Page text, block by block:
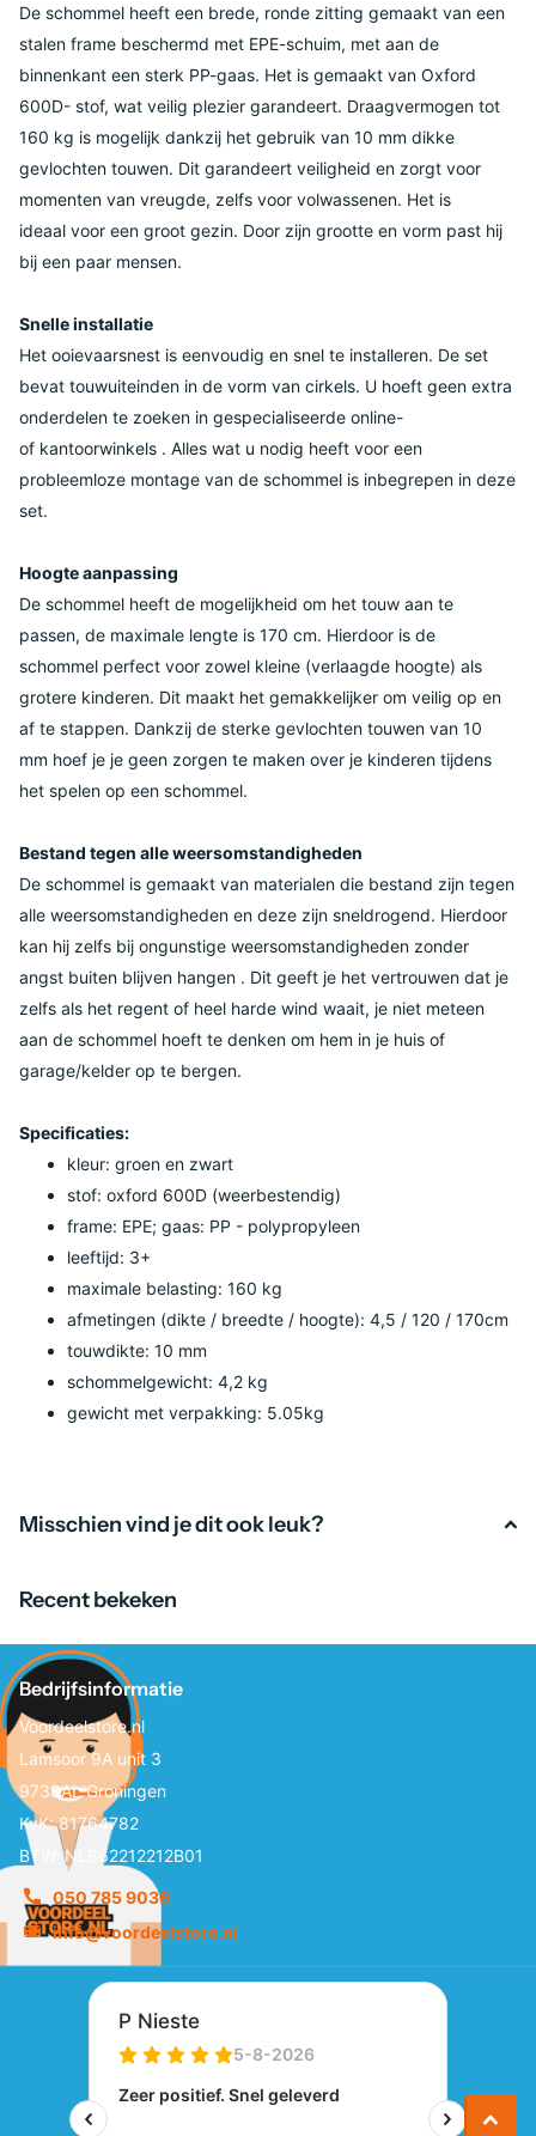
De schommel heeft een brede, ronde zitting gemaakt van een
stalen frame beschermd met EPE-schuim, met aan de
binnenkant een sterk PP-gaas. Het is gemaakt van Oxford
600D- stof, wat veilig plezier garandeert. Draagvermogen tot
160 kg is mogelijk dankzij het gebruik van 10 mm dikke
gevlochten touwen. Dit garandeert veiligheid en zorgt voor
momenten van vreugde, zelfs voor volwassenen. Het is
ideaal voor een groot gezin. Door zijn grootte en vorm past hij
bij een paar mensen.
Snelle installatie
Het ooievaarsnest is eenvoudig en snel te installeren. De set
bevat touwuiteinden in de vorm van cirkels. U hoeft geen extra
onderdelen te zoeken in gespecialiseerde online-
of kantoorwinkels . Alles wat u nodig heeft voor een
probleemloze montage van de schommel is inbegrepen in deze
set.
Hoogte aanpassing
De schommel heeft de mogelijkheid om het touw aan te
passen, de maximale lengte is 170 cm. Hierdoor is de
schommel perfect voor zowel kleine (verlaagde hoogte) als
grotere kinderen. Dit maakt het gemakkelijker om veilig op en
af ​​te stappen. Dankzij de sterke gevlochten touwen van 10
mm hoef je je geen zorgen te maken over je kinderen tijdens
het spelen op een schommel.
Bestand tegen alle weersomstandigheden
De schommel is gemaakt van materialen die bestand zijn tegen
alle weersomstandigheden en deze zijn sneldrogend. Hierdoor
kan hij zelfs bij ongunstige weersomstandigheden zonder
angst buiten blijven hangen . Dit geeft je het vertrouwen dat je
zelfs als het regent of heel harde wind waait, je niet meteen
aan de schommel hoeft te denken om hem in je huis of
garage/kelder op te bergen.
Specificaties:
kleur: groen en zwart
stof: oxford 600D (weerbestendig)
frame: EPE; gaas: PP - polypropyleen
leeftijd: 3+
maximale belasting: 160 kg
afmetingen (dikte / breedte / hoogte): 4,5 / 120 / 170cm
touwdikte: 10 mm
schommelgewicht: 4,2 kg
gewicht met verpakking: 5.05kg
Misschien vind je dit ook leuk?
Recent bekeken
Bedrijfsinformatie
Voordeelstore.nl
Lamsoor 9A unit 3
9738AL Groningen
KvK: 81764782
BTW: NL862212212B01
050 785 9036
info@voordeelstore.nl